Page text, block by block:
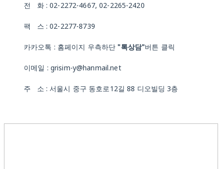
전 화 : 02-2272-4667, 02-2265-2420
팩 스 : 02-2277-8739
카카오톡 : 홈페이지 우측하단 "톡상담"버튼 클릭
이메일 : grisim-y@hanmail.net
주 소 : 서울시 중구 동호로12길 88 디오빌딩 3층